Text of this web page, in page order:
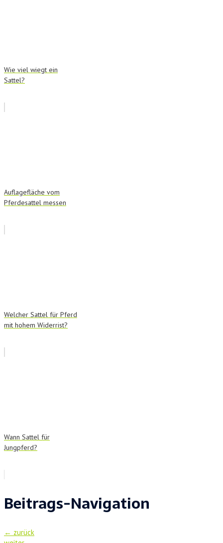
Wie viel wiegt ein
Sattel?
Auflagefläche vom
Pferdesattel messen
Welcher Sattel für Pferd
mit hohem Widerrist?
Wann Sattel für
Jungpferd?
Beitrags-Navigation
← zurück